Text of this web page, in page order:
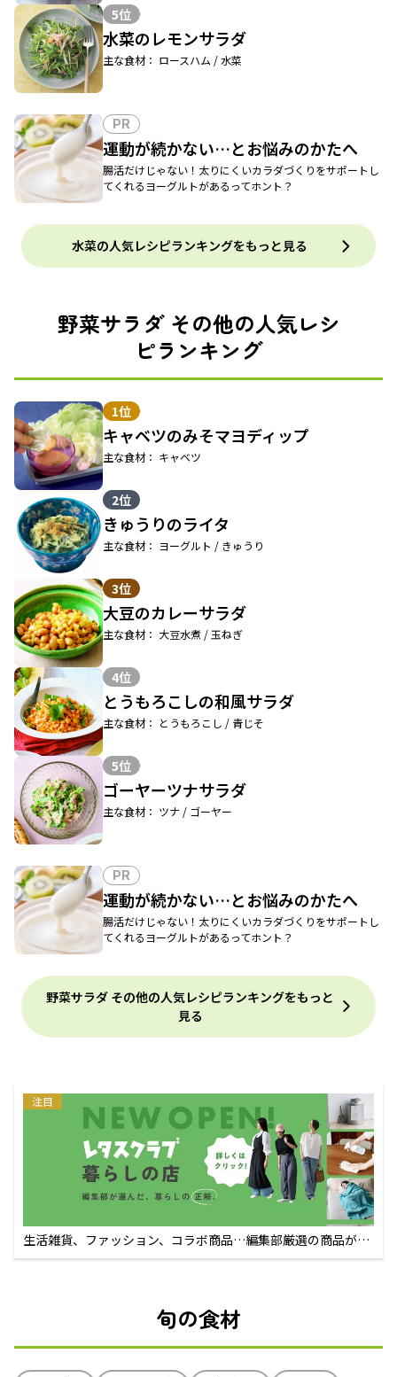
5位
水菜のレモンサラダ
主な食材： ロースハム / 水菜
PR
運動が続かない…とお悩みのかたへ
腸活だけじゃない！太りにくいカラダづくりをサポートし
てくれるヨーグルトがあるってホント？
水菜の人気レシピランキングをもっと見る
野菜サラダ その他の人気レシ
ピランキング
1位
キャベツのみそマヨディップ
主な食材： キャベツ
2位
きゅうりのライタ
主な食材： ヨーグルト / きゅうり
3位
大豆のカレーサラダ
主な食材： 大豆水煮 / 玉ねぎ
4位
とうもろこしの和風サラダ
主な食材： とうもろこし / 青じそ
5位
ゴーヤーツナサラダ
主な食材： ツナ / ゴーヤー
PR
運動が続かない…とお悩みのかたへ
腸活だけじゃない！太りにくいカラダづくりをサポートし
てくれるヨーグルトがあるってホント？
野菜サラダ その他の人気レシピランキングをもっと
見る
注目
生活雑貨、ファッション、コラボ商品…編集部厳選の商品が買
えるECサイト
旬の食材